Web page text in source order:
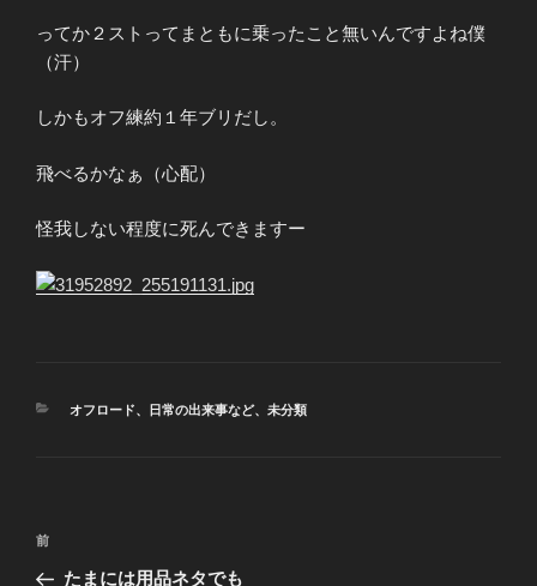
ってか２ストってまともに乗ったこと無いんですよね僕
（汗）
しかもオフ練約１年ブリだし。
飛べるかなぁ（心配）
怪我しない程度に死んできますー
カ
オフロード、 日常の出来事など、 未分類
投
前
の
前
たまには用品ネタでも